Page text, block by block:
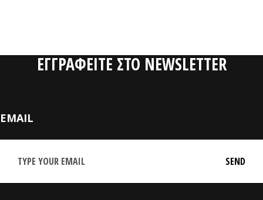
ΕΓΓΡΑΦΕΙΤΕ ΣΤΟ NEWSLETTER
EMAIL